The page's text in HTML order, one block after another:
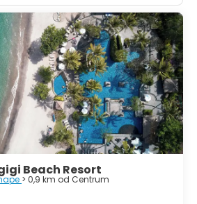
Beach Resort
> 0,9 km od Centrum